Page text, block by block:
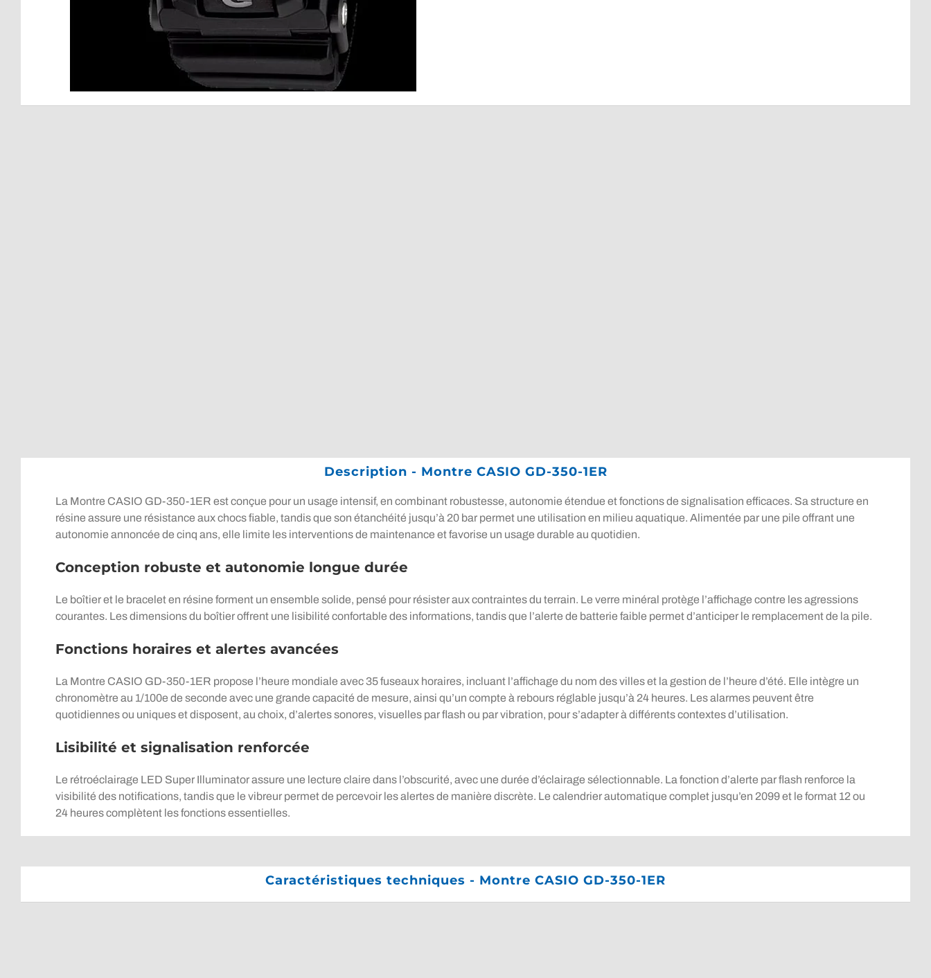
Description - Montre CASIO GD-350-1ER
La Montre CASIO GD-350-1ER est conçue pour un usage intensif, en combinant robustesse, autonomie étendue et fonctions de signalisation efficaces. Sa structure en
résine assure une résistance aux chocs fiable, tandis que son étanchéité jusqu’à 20 bar permet une utilisation en milieu aquatique. Alimentée par une pile offrant une
autonomie annoncée de cinq ans, elle limite les interventions de maintenance et favorise un usage durable au quotidien.
Conception robuste et autonomie longue durée
Le boîtier et le bracelet en résine forment un ensemble solide, pensé pour résister aux contraintes du terrain. Le verre minéral protège l’affichage contre les agressions
courantes. Les dimensions du boîtier offrent une lisibilité confortable des informations, tandis que l’alerte de batterie faible permet d’anticiper le remplacement de la pile.
Fonctions horaires et alertes avancées
La Montre CASIO GD-350-1ER propose l’heure mondiale avec 35 fuseaux horaires, incluant l’affichage du nom des villes et la gestion de l’heure d’été. Elle intègre un
chronomètre au 1/100e de seconde avec une grande capacité de mesure, ainsi qu’un compte à rebours réglable jusqu’à 24 heures. Les alarmes peuvent être
quotidiennes ou uniques et disposent, au choix, d’alertes sonores, visuelles par flash ou par vibration, pour s’adapter à différents contextes d’utilisation.
Lisibilité et signalisation renforcée
Le rétroéclairage LED Super Illuminator assure une lecture claire dans l’obscurité, avec une durée d’éclairage sélectionnable. La fonction d’alerte par flash renforce la
visibilité des notifications, tandis que le vibreur permet de percevoir les alertes de manière discrète. Le calendrier automatique complet jusqu’en 2099 et le format 12 ou
24 heures complètent les fonctions essentielles.
Caractéristiques techniques - Montre CASIO GD-350-1ER